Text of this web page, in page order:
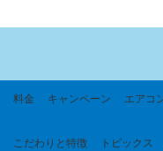
料金 キャンペーン エアコ
こだわりと特徴 トピックス